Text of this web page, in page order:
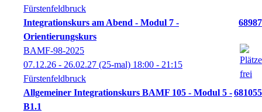
Fürstenfeldbruck
Integrationskurs am Abend - Modul 7 -
Orientierungskurs
68987
BAMF-98-2025
07.12.26 - 26.02.27 (25-mal) 18:00 - 21:15
Fürstenfeldbruck
Allgemeiner Integrationskurs BAMF 105 - Modul 5 -
B1.1
681055